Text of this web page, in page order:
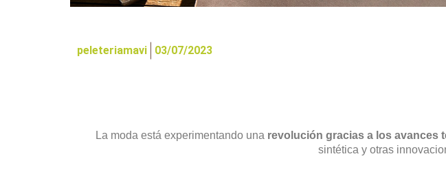
peleteriamavi 03/07/2023
La moda está experimentando una revolución gracias a los avances
sintética y otras